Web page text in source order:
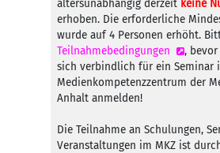
altersunabhängig derzeit keine
erhoben. Die erforderliche
wurde auf 4 Personen erhöht.
Teilnahmebedingungen
, bevor
sich verbindlich für ein Seminar
Medienkompetenzzentrum der
Anhalt anmelden!
Die Teilnahme an Schulungen,
Veranstaltungen im MKZ ist